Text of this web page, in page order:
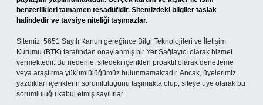
benzerlikleri tamamen tesadüfidir. Sitemizdeki bilgiler taslak
halindedir ve tavsiye niteliği taşımazlar.
Sitemiz, 5651 Sayılı Kanun gereğince Bilgi Teknolojileri ve İletişim
Kurumu (BTK) tarafından onaylanmış bir Yer Sağlayıcı olarak hizmet
vermektedir. Bu nedenle, sitedeki içerikleri proaktif olarak denetleme
veya araştırma yükümlülüğümüz bulunmamaktadır. Ancak, üyelerimiz
yazdıkları içeriklerin sorumluluğunu taşımakta olup, siteye üye olarak bu
sorumluluğu kabul etmiş sayılırlar.